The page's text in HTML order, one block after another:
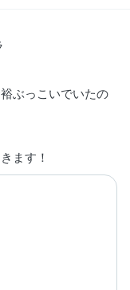
ぶっこいでいたの
ます！